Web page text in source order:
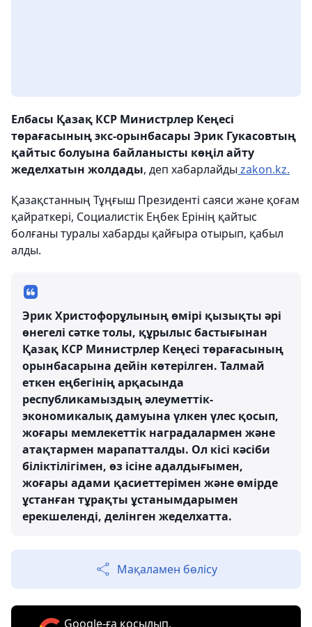
Елбасы Қазақ КСР Министрлер Кеңесі
төрағасының экс-орынбасары Эрик Гукасовтың
қайтыс болуына байланысты көңіл айту
жеделхатын жолдады, деп хабарлайды zakon.kz.
Қазақстанның Тұңғыш Президенті саяси және қоғам
қайраткері, Социалистік Еңбек Ерінің қайтыс
болғаны туралы хабарды қайғыра отырып, қабыл
алды.
Эрик Христофорұлының өмірі қызықты әрі
өнегелі сәтке толы, құрылыс бастығынан
Қазақ КСР Министрлер Кеңесі төрағасының
орынбасарына дейін көтерілген. Талмай
еткен еңбегінің арқасында
республикамыздың әлеуметтік-
экономикалық дамуына үлкен үлес қосып,
жоғары мемлекеттік наградалармен және
атақтармен марапатталды. Ол кісі кәсіби
біліктілігімен, өз ісіне адалдығымен,
жоғары адами қасиеттерімен және өмірде
ұстанған тұрақты ұстанымдарымен
ерекшеленді, делінген жеделхатта.
Мақаламен бөлісу
Google-ға қосылып,